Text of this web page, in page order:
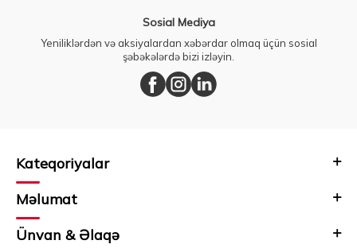
Sosial Mediya
Yeniliklərdən və aksiyalardan xəbərdar olmaq üçün sosial
şəbəkələrdə bizi izləyin.
Kateqoriyalar
Məlumat
Ünvan & Əlaqə